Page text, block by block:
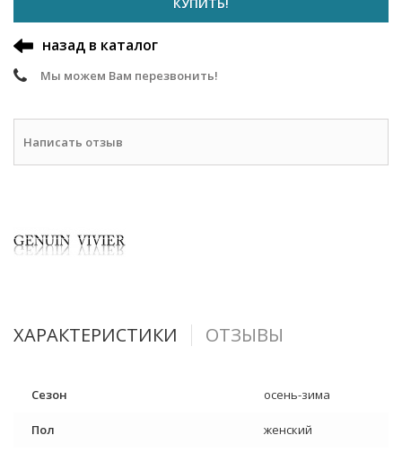
назад в каталог
Мы можем Вам перезвонить!
Написать отзыв
ХАРАКТЕРИСТИКИ ОТЗЫВЫ
Сезон осень-зима
Пол женский